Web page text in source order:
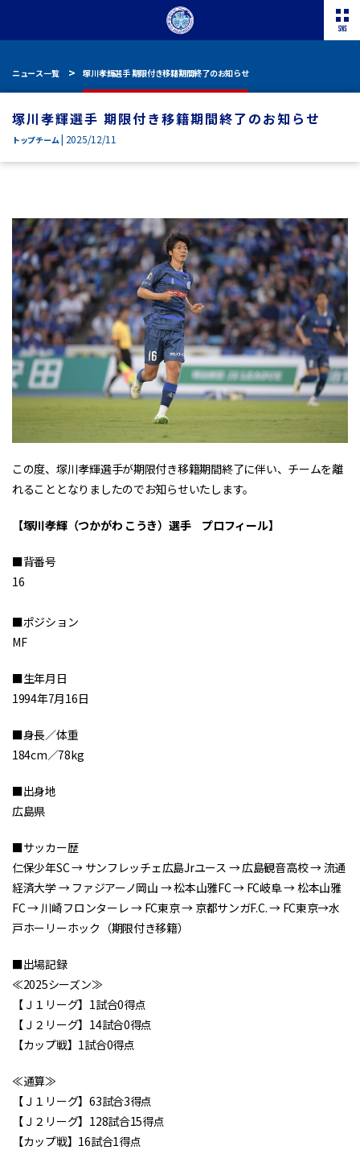
ニュース一覧 塚川孝輝選手 期限付き移籍期間終了のお知らせ
塚川孝輝選手 期限付き移籍期間終了のお知らせ
トップチーム| 2025/12/11
この度、塚川孝輝選手が期限付き移籍期間終了に伴い、チームを離
れることとなりましたのでお知らせいたします。
【塚川孝輝（つかがわ こうき）選手 プロフィール】
■背番号
16
■ポジション
MF
■生年月日
1994年7月16日
■身長／体重
184cm／78kg
■出身地
広島県
■サッカー歴
仁保少年SC → サンフレッチェ広島Jrユース → 広島観音高校 → 流通
経済大学 → ファジアーノ岡山 → 松本山雅FC → FC岐阜 → 松本山雅
FC → 川崎フロンターレ → FC東京 → 京都サンガF.C. → FC東京→水
戸ホーリーホック（期限付き移籍）
■出場記録
≪2025シーズン≫
【Ｊ１リーグ】1試合0得点
【Ｊ２リーグ】14試合0得点
【カップ戦】1試合0得点
≪通算≫
【Ｊ１リーグ】63試合3得点
【Ｊ２リーグ】128試合15得点
【カップ戦】16試合1得点